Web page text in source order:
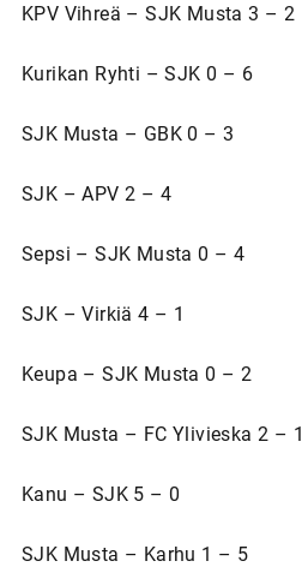
KPV Vihreä – SJK Musta 3 – 2
Kurikan Ryhti – SJK 0 – 6
SJK Musta – GBK 0 – 3
SJK – APV 2 – 4
Sepsi – SJK Musta 0 – 4
SJK – Virkiä 4 – 1
Keupa – SJK Musta 0 – 2
SJK Musta – FC Ylivieska 2 – 1
Kanu – SJK 5 – 0
SJK Musta – Karhu 1 – 5